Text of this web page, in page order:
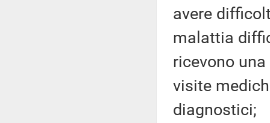
avere
malattia
ricevono
visite
diagnostici;